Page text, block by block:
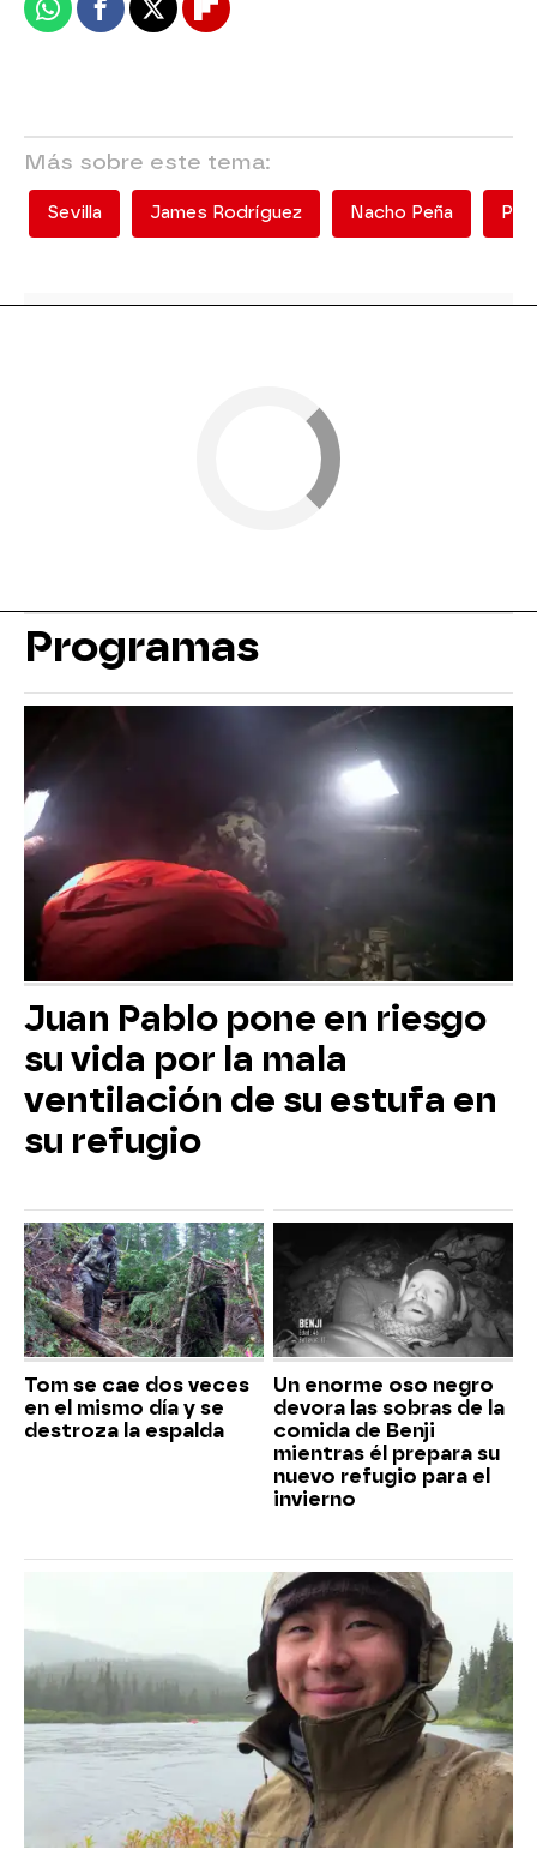
WhatsappFacebook
X Flipboard
Más sobre este tema:
Sevilla James Rodríguez Nacho Peña
Programas
Juan Pablo pone en riesgo
su vida por la mala
ventilación de su estufa en
su refugio
Tom se cae dos veces
en el mismo día y se
destroza la espalda
Un enorme oso negro
devora las sobras de la
comida de Benji
mientras él prepara su
nuevo refugio para el
invierno